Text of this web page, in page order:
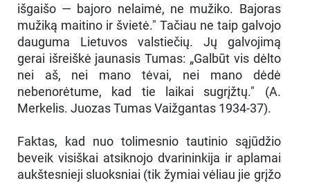
išgaišo — bajoro nelaimė, ne mužiko. Bajoras
mužiką maitino ir švietė." Tačiau ne taip galvojo
dauguma Lietuvos valstiečių. Jų galvojimą
gerai išreiškė jaunasis Tumas: „Galbūt vis dėlto
nei aš, nei mano tėvai, nei mano dėdė
nebenorėtume, kad tie laikai sugrįžtų." (A.
Merkelis. Juozas Tumas Vaižgantas 1934-37).
Faktas, kad nuo tolimesnio tautinio sąjūdžio
beveik visiškai atsiknojo dvarininkija ir aplamai
aukštesnieji sluoksniai (tik žymiai vėliau jie grįžo